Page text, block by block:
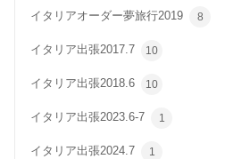
イタリアオーダー夢旅行2019 8
イタリア出張2017.7 10
イタリア出張2018.6 10
イタリア出張2023.6-7 1
イタリア出張2024.7 1